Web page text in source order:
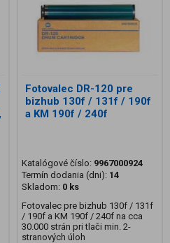
Fotovalec DR-120 pre
bizhub 130f / 131f / 190f
a KM 190f / 240f
Katalógové číslo: 9967000924
Termín dodania (dni): 14
Skladom: 0 ks
Fotovalec pre bizhub 130f / 131f
/ 190f a KM 190f / 240f na cca
30.000 strán pri tlači min. 2-
stranových úloh